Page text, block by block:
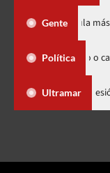
Gente
Day’ se convierte en
Política
futuro o cavando la
Ultramar
Abinader no fue a la